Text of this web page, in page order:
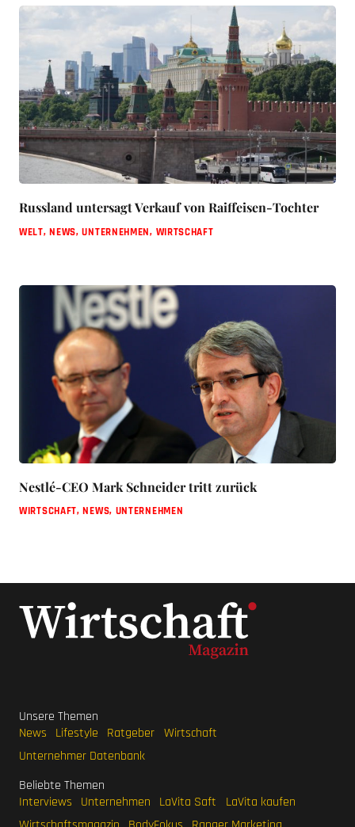
Russland untersagt Verkauf von Raiffeisen-Tochter
WELT,NEWS,UNTERNEHMEN, WIRTSCHAFT
Nestlé-CEO Mark Schneider tritt zurück
WIRTSCHAFT,NEWS, UNTERNEHMEN
Unsere Themen
News
Lifestyle Ratgeber Wirtschaft
Unternehmer Datenbank
Beliebte Themen
Interviews
Unternehmen LaVita Saft
LaVita kaufen